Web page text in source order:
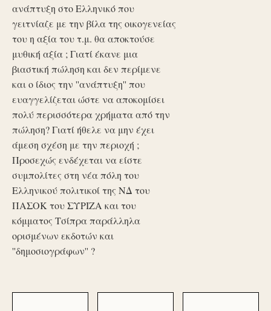
ανάπτυξη στο Ελληνικό που
γειτνίαζε με την βίλα της οικογενείας
του η αξία του τ.μ. θα αποκτούσε
μυθική αξία ; Γιατί έκανε μια
βιαστική πώληση και δεν περίμενε
και ο ίδιος την ''ανάπτυξη'' που
ευαγγελίζεται ώστε να αποκομίσει
πολύ περισσότερα χρήματα από την
πώληση? Γιατί ήθελε να μην έχει
άμεση σχέση με την περιοχή ;
Προσεχώς ενδέχεται να είστε
συμπολίτες στη νέα πόλη του
Ελληνικού πολιτικοί της ΝΔ του
ΠΑΣΟΚ του ΣΥΡΙΖΑ και του
κόμματος Τσίπρα παράλληλα
ορισμένων εκδοτών και
''δημοσιογράφων'' ?